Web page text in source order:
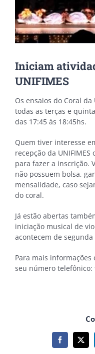
Iniciam
UNIFIMES
Os ensaios do Coral da
todas as terças e
das 17:45 às 18:45hs.
Quem tiver interesse
recepção da
para fazer a inscrição.
não possuem bolsa,
mensalidade, caso
do coral.
Já estão abertas
iniciação musical de
acontecem de
Para mais
seu número telefônico:
Facebook
X